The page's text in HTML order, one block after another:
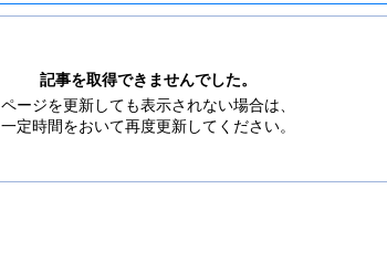
記事を取得できませんでした。
ページを更新しても表示されない場合は、
一定時間をおいて再度更新してください。